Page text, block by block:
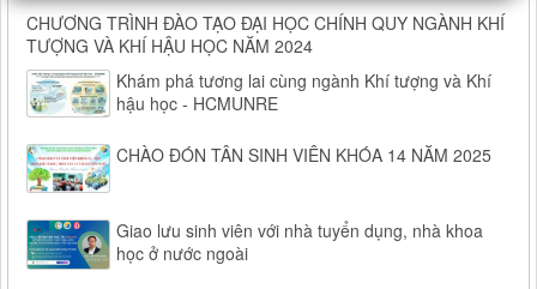
CHƯƠNG TRÌNH ĐÀO TẠO ĐẠI HỌC CHÍNH QUY NGÀNH KHÍ
TƯỢNG VÀ KHÍ HẬU HỌC NĂM 2024
Khám phá tương lai cùng ngành Khí tượng và Khí
hậu học - HCMUNRE
CHÀO ĐÓN TÂN SINH VIÊN KHÓA 14 NĂM 2025
Giao lưu sinh viên với nhà tuyển dụng, nhà khoa
học ở nước ngoài